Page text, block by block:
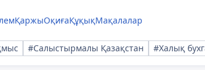
ҚаржыОқиғаҚұқықМақалалар
#Салыстырмалы Қазақстан #Халық